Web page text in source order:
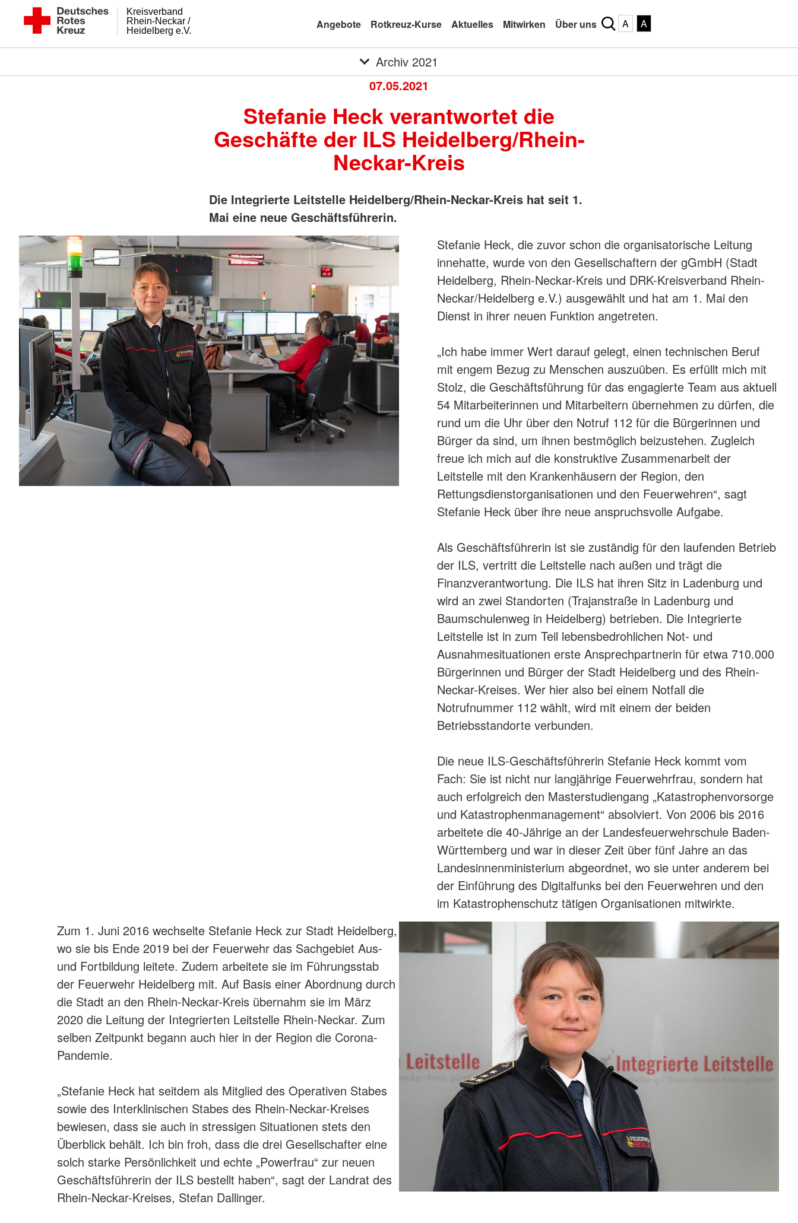
Heidelberg e.V.
Rhein-Neckar /
Kreisverband
Angebote Rotkreuz-Kurse Aktuelles Mitwirken Über uns A A
Archiv 2021
07.05.2021
Stefanie Heck verantwortet die
Geschäfte der ILS Heidelberg/Rhein-
Neckar-Kreis
Die Integrierte Leitstelle Heidelberg/Rhein-Neckar-Kreis hat seit 1.
Mai eine neue Geschäftsführerin.
Stefanie Heck, die zuvor schon die organisatorische Leitung
innehatte, wurde von den Gesellschaftern der gGmbH (Stadt
Heidelberg, Rhein-Neckar-Kreis und DRK-Kreisverband Rhein-
Neckar/Heidelberg e.V.) ausgewählt und hat am 1. Mai den
Dienst in ihrer neuen Funktion angetreten.
„Ich habe immer Wert darauf gelegt, einen technischen Beruf
mit engem Bezug zu Menschen auszuüben. Es erfüllt mich mit
Stolz, die Geschäftsführung für das engagierte Team aus aktuell
54 Mitarbeiterinnen und Mitarbeitern übernehmen zu dürfen, die
rund um die Uhr über den Notruf 112 für die Bürgerinnen und
Bürger da sind, um ihnen bestmöglich beizustehen. Zugleich
freue ich mich auf die konstruktive Zusammenarbeit der
Leitstelle mit den Krankenhäusern der Region, den
Rettungsdienstorganisationen und den Feuerwehren“, sagt
Stefanie Heck über ihre neue anspruchsvolle Aufgabe.
Als Geschäftsführerin ist sie zuständig für den laufenden Betrieb
der ILS, vertritt die Leitstelle nach außen und trägt die
Finanzverantwortung. Die ILS hat ihren Sitz in Ladenburg und
wird an zwei Standorten (Trajanstraße in Ladenburg und
Baumschulenweg in Heidelberg) betrieben. Die Integrierte
Leitstelle ist in zum Teil lebensbedrohlichen Not- und
Ausnahmesituationen erste Ansprechpartnerin für etwa 710.000
Bürgerinnen und Bürger der Stadt Heidelberg und des Rhein-
Neckar-Kreises. Wer hier also bei einem Notfall die
Notrufnummer 112 wählt, wird mit einem der beiden
Betriebsstandorte verbunden.
Die neue ILS-Geschäftsführerin Stefanie Heck kommt vom
Fach: Sie ist nicht nur langjährige Feuerwehrfrau, sondern hat
auch erfolgreich den Masterstudiengang „Katastrophenvorsorge
und Katastrophenmanagement“ absolviert. Von 2006 bis 2016
arbeitete die 40-Jährige an der Landesfeuerwehrschule Baden-
Württemberg und war in dieser Zeit über fünf Jahre an das
Landesinnenministerium abgeordnet, wo sie unter anderem bei
der Einführung des Digitalfunks bei den Feuerwehren und den
im Katastrophenschutz tätigen Organisationen mitwirkte.
Zum 1. Juni 2016 wechselte Stefanie Heck zur Stadt Heidelberg,
wo sie bis Ende 2019 bei der Feuerwehr das Sachgebiet Aus-
und Fortbildung leitete. Zudem arbeitete sie im Führungsstab
der Feuerwehr Heidelberg mit. Auf Basis einer Abordnung durch
die Stadt an den Rhein-Neckar-Kreis übernahm sie im März
2020 die Leitung der Integrierten Leitstelle Rhein-Neckar. Zum
selben Zeitpunkt begann auch hier in der Region die Corona-
Pandemie.
„Stefanie Heck hat seitdem als Mitglied des Operativen Stabes
sowie des Interklinischen Stabes des Rhein-Neckar-Kreises
bewiesen, dass sie auch in stressigen Situationen stets den
Überblick behält. Ich bin froh, dass die drei Gesellschafter eine
solch starke Persönlichkeit und echte „Powerfrau“ zur neuen
Geschäftsführerin der ILS bestellt haben“, sagt der Landrat des
Rhein-Neckar-Kreises, Stefan Dallinger.